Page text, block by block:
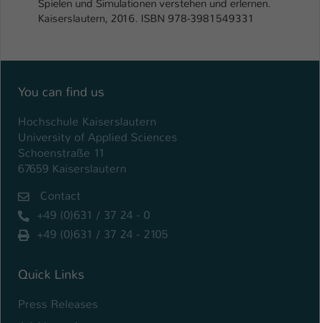
Spielen und Simulationen verstehen und erlernen.
Kaiserslautern, 2016. ISBN 978-3981549331
You can find us
Hochschule Kaiserslautern
University of Applied Sciences
Schoenstraße 11
67659 Kaiserslautern
Contact
+49 (0)631 / 37 24 - 0
+49 (0)631 / 37 24 - 2105
Quick Links
Press Releases